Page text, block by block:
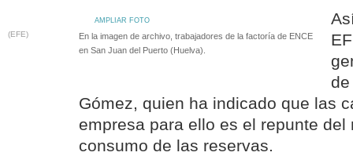
AMPLIAR FOTO
(EFE)
En la imagen de archivo, trabajadores de la factoría de ENCE
en San Juan del Puerto (Huelva).
Gómez, quien ha indicado que las
empresa para ello es el repunte
consumo de las reservas.